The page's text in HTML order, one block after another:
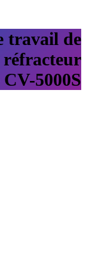
travail de
réfracteur
5000S